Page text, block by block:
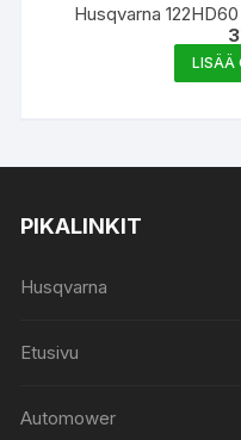
Husqvarna
LISÄÄ
PIKALINKIT
Husqvarna
Etusivu
Automower